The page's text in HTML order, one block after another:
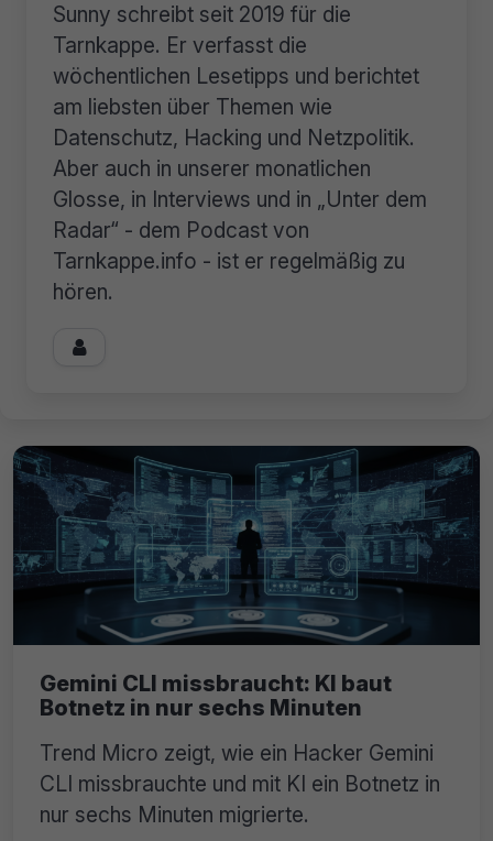
Sunny schreibt seit 2019 für die
Tarnkappe. Er verfasst die
wöchentlichen Lesetipps und berichtet
am liebsten über Themen wie
Datenschutz, Hacking und Netzpolitik.
Aber auch in unserer monatlichen
Glosse, in Interviews und in „Unter dem
Radar“ - dem Podcast von
Tarnkappe.info - ist er regelmäßig zu
hören.

Gemini CLI missbraucht: KI baut
Botnetz in nur sechs Minuten
Trend Micro zeigt, wie ein Hacker Gemini
CLI missbrauchte und mit KI ein Botnetz in
nur sechs Minuten migrierte.